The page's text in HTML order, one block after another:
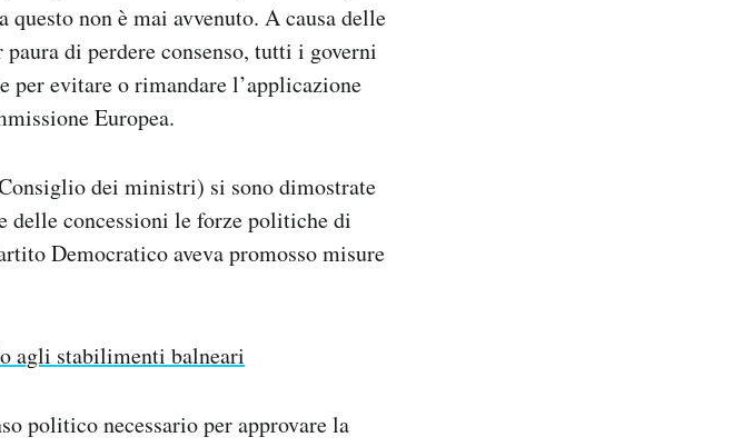
non è mai avvenuto. A causa delle
di perdere consenso, tutti i governi
per evitare o rimandare l’applicazione
Europea.
dei ministri) si sono dimostrate
concessioni le forze politiche di
Democratico aveva promosso misure
agli stabilimenti balneari
politico necessario per approvare la